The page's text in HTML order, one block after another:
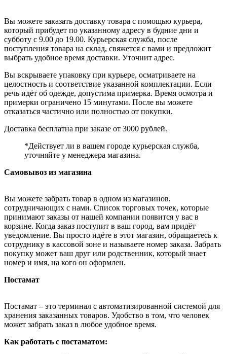
Вы можете заказать доставку товара с помощью курьера,
который прибудет по указанному адресу в будние дни и
субботу с 9.00 до 19.00. Курьерская служба, после
поступления товара на склад, свяжется с вами и предложит
выбрать удобное время доставки. Уточнит адрес.
Вы вскрываете упаковку при курьере, осматриваете на
целостность и соответствие указанной комплектации. Если
речь идёт об одежде, допустима примерка. Время осмотра и
примерки ограничено 15 минутами. После вы можете
отказаться частично или полностью от покупки.
Доставка бесплатна при заказе от 3000 рублей.
*Действует ли в вашем городе курьерская служба,
уточняйте у менеджера магазина.
Самовывоз из магазина
Вы можете забрать товар в одном из магазинов,
сотрудничающих с нами. Список торговых точек, которые
принимают заказы от нашей компании появится у вас в
корзине. Когда заказ поступит в ваш город, вам придёт
уведомление. Вы просто идёте в этот магазин, обращаетесь к
сотруднику в кассовой зоне и называете номер заказа. Забрать
покупку может ваш друг или родственник, который знает
номер и имя, на кого он оформлен.
Постамат
Постамат – это терминал с автоматизированной системой для
хранения заказанных товаров. Удобство в том, что человек
может забрать заказ в любое удобное время.
Как работать с постаматом: